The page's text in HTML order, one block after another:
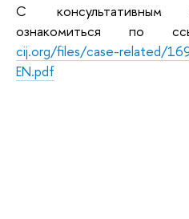
С консультативным
ознакомиться по
cij.org/files/case-related/
EN.pdf